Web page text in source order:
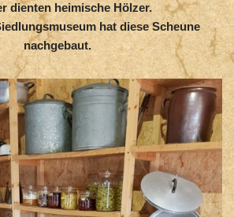
dienten heimische Hölzer.
hat diese Scheune
nachgebaut.